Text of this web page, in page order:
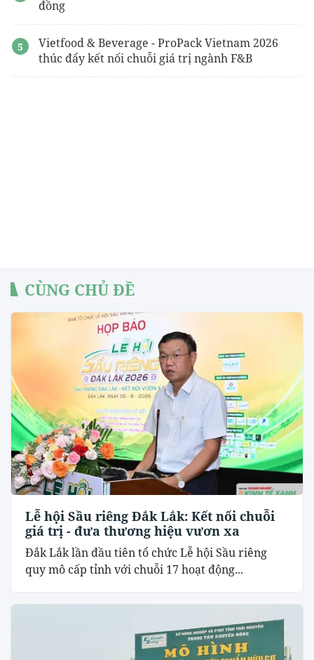
đồng
Vietfood & Beverage - ProPack Vietnam 2026
thúc đẩy kết nối chuỗi giá trị ngành F&B
CÙNG CHỦ ĐỀ
Lễ hội Sầu riêng Đắk Lắk: Kết nối chuỗi
giá trị - đưa thương hiệu vươn xa
Đắk Lắk lần đầu tiên tổ chức Lễ hội Sầu riêng
quy mô cấp tỉnh với chuỗi 17 hoạt động...